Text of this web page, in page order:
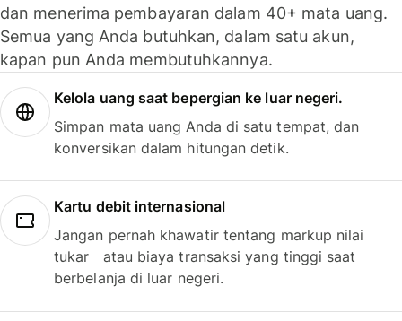
dan menerima pembayaran dalam 40+ mata uang.
Semua yang Anda butuhkan, dalam satu akun,
kapan pun Anda membutuhkannya.
Kelola uang saat bepergian ke luar negeri.
Simpan mata uang Anda di satu tempat, dan
konversikan dalam hitungan detik.
Kartu debit internasional
Jangan pernah khawatir tentang markup nilai
tukar atau biaya transaksi yang tinggi saat
berbelanja di luar negeri.